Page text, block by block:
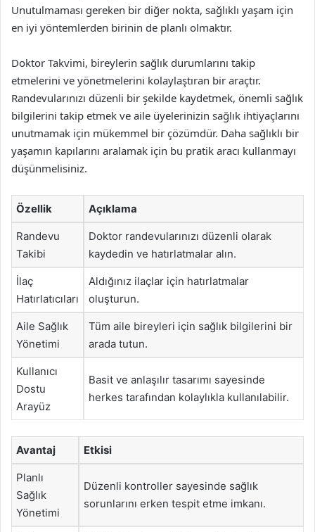
Unutulmaması gereken bir diğer nokta, sağlıklı yaşam için
en iyi yöntemlerden birinin de planlı olmaktır.
Doktor Takvimi, bireylerin sağlık durumlarını takip
etmelerini ve yönetmelerini kolaylaştıran bir araçtır.
Randevularınızı düzenli bir şekilde kaydetmek, önemli sağlık
bilgilerini takip etmek ve aile üyelerinizin sağlık ihtiyaçlarını
unutmamak için mükemmel bir çözümdür. Daha sağlıklı bir
yaşamın kapılarını aralamak için bu pratik aracı kullanmayı
düşünmelisiniz.
Özellik Açıklama
Randevu
Takibi
Doktor randevularınızı düzenli olarak
kaydedin ve hatırlatmalar alın.
İlaç
Hatırlatıcıları
Aldığınız ilaçlar için hatırlatmalar
oluşturun.
Aile Sağlık
Yönetimi
Tüm aile bireyleri için sağlık bilgilerini bir
arada tutun.
Kullanıcı
Dostu
Arayüz
Basit ve anlaşılır tasarımı sayesinde
herkes tarafından kolaylıkla kullanılabilir.
Avantaj Etkisi
Planlı
Sağlık
Yönetimi
Düzenli kontroller sayesinde sağlık
sorunlarını erken tespit etme imkanı.